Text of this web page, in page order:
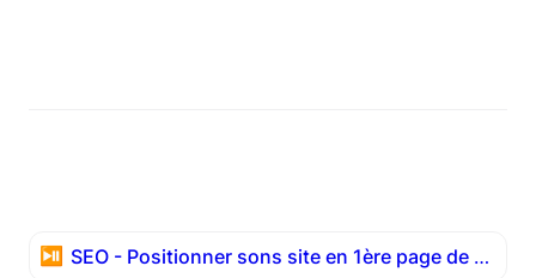
⏯️ SEO - Positionner sons site en 1ère page de Google grâce au Cocon Sémantique